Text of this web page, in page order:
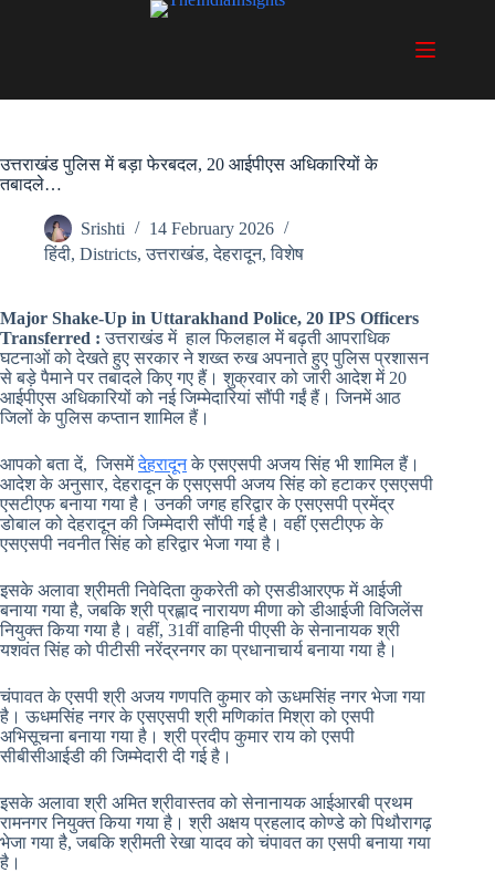
उत्तराखंड पुलिस में बड़ा फेरबदल, 20 आईपीएस अधिकारियों के
तबादले…
Srishti
14 February 2026
हिंदी, Districts,उत्तराखंड,देहरादून,विशेष
Major Shake-Up in Uttarakhand Police, 20 IPS Officers
Transferred :उत्तराखंड में हाल फिलहाल में बढ़ती आपराधिक
घटनाओं को देखते हुए सरकार ने शख्त रुख अपनाते हुए पुलिस प्रशासन
से बड़े पैमाने पर तबादले किए गए हैं। शुक्रवार को जारी आदेश में 20
आईपीएस अधिकारियों को नई जिम्मेदारियां सौंपी गईं हैं। जिनमें आठ
जिलों के पुलिस कप्तान शामिल हैं।
आपको बता दें, जिसमेंदेहरादूनके एसएसपी अजय सिंह भी शामिल हैं।
आदेश के अनुसार, देहरादून के एसएसपी अजय सिंह को हटाकर एसएसपी
एसटीएफ बनाया गया है। उनकी जगह हरिद्वार के एसएसपी प्रमेंद्र
डोबाल को देहरादून की जिम्मेदारी सौंपी गई है। वहीं एसटीएफ के
एसएसपी नवनीत सिंह को हरिद्वार भेजा गया है।
इसके अलावा श्रीमती निवेदिता कुकरेती को एसडीआरएफ में आईजी
बनाया गया है, जबकि श्री प्रह्लाद नारायण मीणा को डीआईजी विजिलेंस
नियुक्त किया गया है। वहीं, 31वीं वाहिनी पीएसी के सेनानायक श्री
यशवंत सिंह को पीटीसी नरेंद्रनगर का प्रधानाचार्य बनाया गया है।
चंपावत के एसपी श्री अजय गणपति कुमार को ऊधमसिंह नगर भेजा गया
है। ऊधमसिंह नगर के एसएसपी श्री मणिकांत मिश्रा को एसपी
अभिसूचना बनाया गया है। श्री प्रदीप कुमार राय को एसपी
सीबीसीआईडी की जिम्मेदारी दी गई है।
इसके अलावा श्री अमित श्रीवास्तव को सेनानायक आईआरबी प्रथम
रामनगर नियुक्त किया गया है। श्री अक्षय प्रहलाद कोण्डे को पिथौरागढ़
भेजा गया है, जबकि श्रीमती रेखा यादव को चंपावत का एसपी बनाया गया
है।